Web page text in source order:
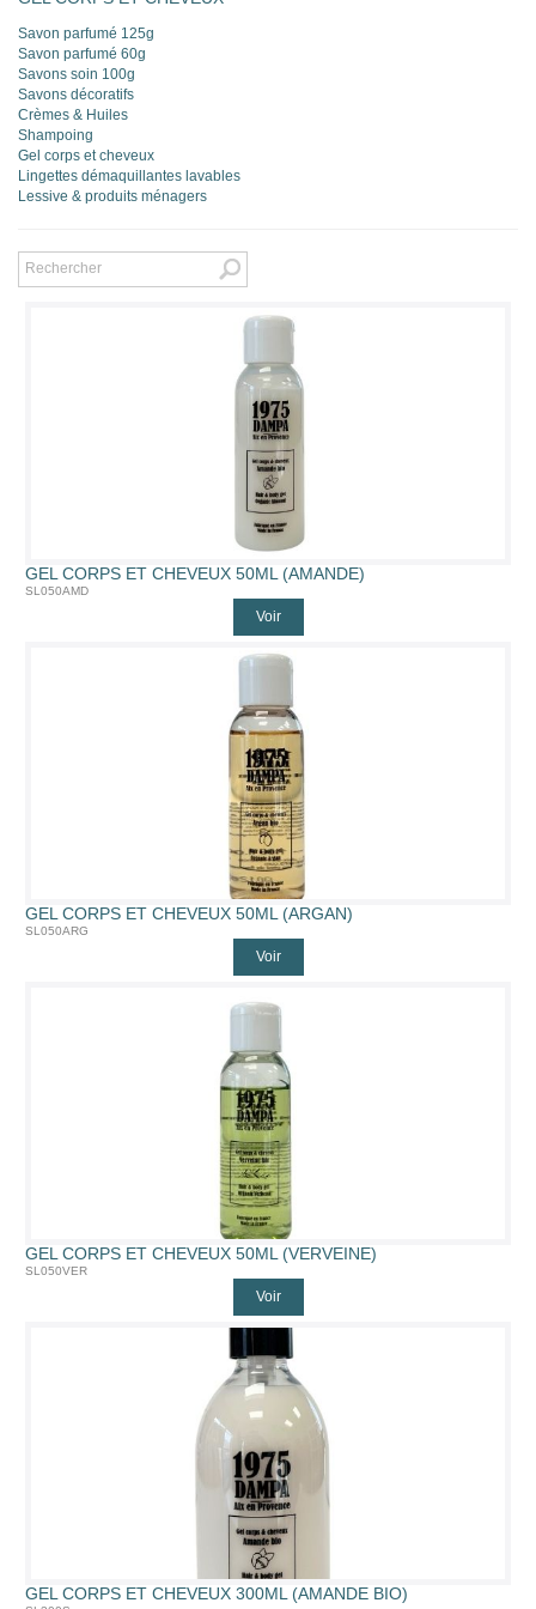
Savon parfumé 125g
Savon parfumé 60g
Savons soin 100g
Savons décoratifs
Crèmes & Huiles
Shampoing
Gel corps et cheveux
Lingettes démaquillantes lavables
Lessive & produits ménagers
GEL CORPS ET CHEVEUX 50ML (AMANDE)
SL050AMD
Voir
GEL CORPS ET CHEVEUX 50ML (ARGAN)
SL050ARG
Voir
GEL CORPS ET CHEVEUX 50ML (VERVEINE)
SL050VER
Voir
GEL CORPS ET CHEVEUX 300ML (AMANDE BIO)